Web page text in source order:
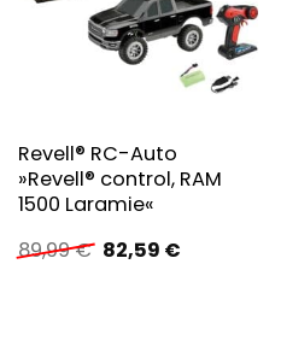
Revell® RC-Auto
»Revell® control, RAM
1500 Laramie«
89,99€ Ursprünglicher
Preis
82,59 €Aktueller